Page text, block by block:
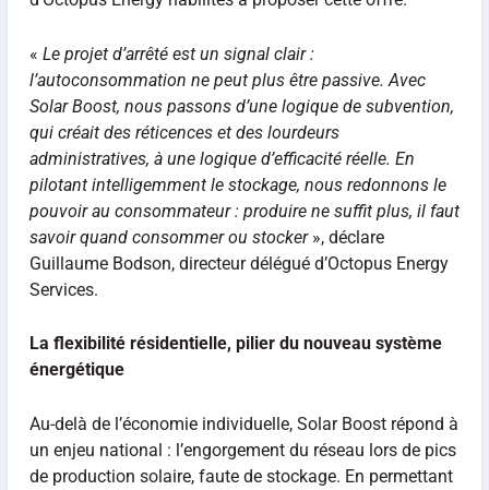
« Le projet d’arrêté est un signal clair :
l’autoconsommation ne peut plus être passive. Avec
Solar Boost, nous passons d’une logique de subvention,
qui créait des réticences et des lourdeurs
administratives, à une logique d’efficacité réelle. En
pilotant intelligemment le stockage, nous redonnons le
pouvoir au consommateur : produire ne suffit plus, il faut
savoir quand consommer ou stocker », déclare
Guillaume Bodson, directeur délégué d’Octopus Energy
Services.
La flexibilité résidentielle, pilier du nouveau système
énergétique
Au-delà de l’économie individuelle, Solar Boost répond à
un enjeu national : l’engorgement du réseau lors de pics
de production solaire, faute de stockage. En permettant